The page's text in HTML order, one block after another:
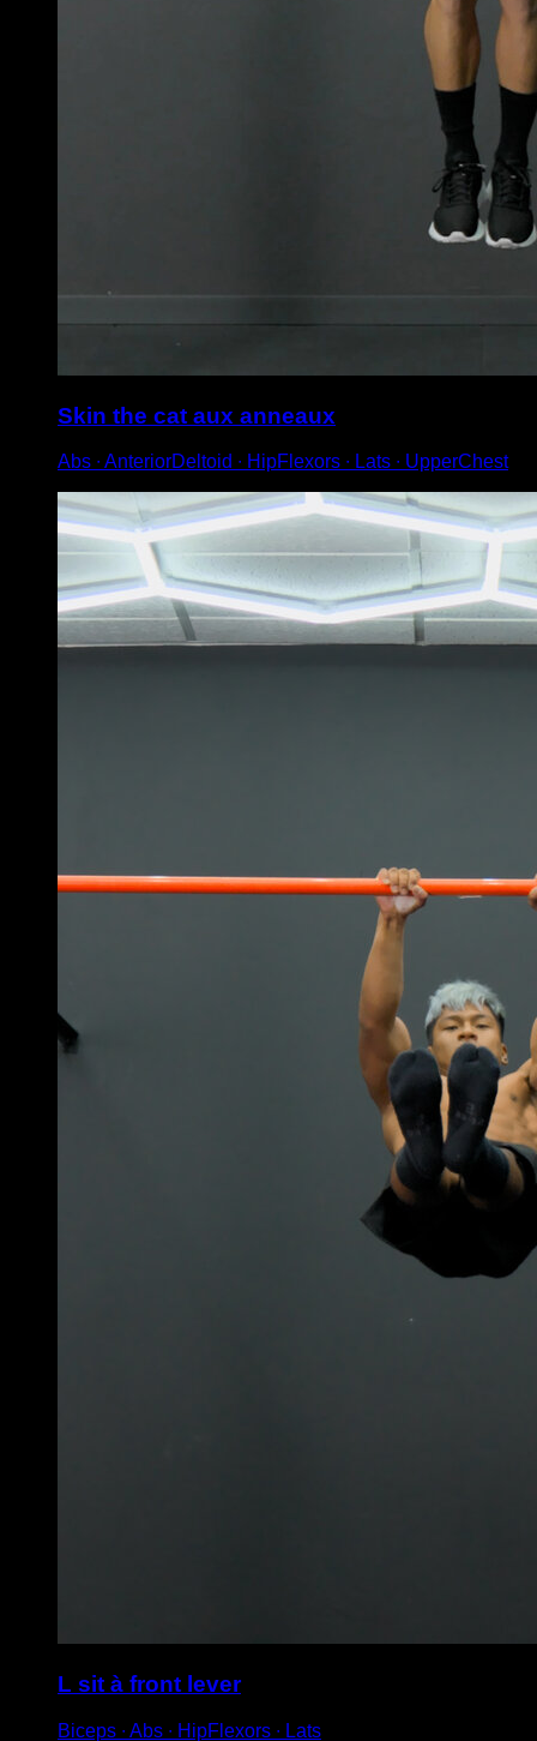
Skin the cat aux anneaux
Abs ∙ AnteriorDeltoid ∙ HipFlexors ∙ Lats ∙ UpperChest
L sit à front lever
Biceps ∙ Abs ∙ HipFlexors ∙ Lats